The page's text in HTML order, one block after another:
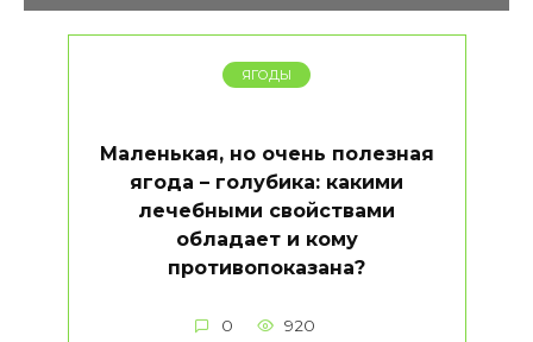
ЯГОДЫ
Маленькая, но очень полезная
ягода – голубика: какими
лечебными свойствами
обладает и кому
противопоказана?
0 920